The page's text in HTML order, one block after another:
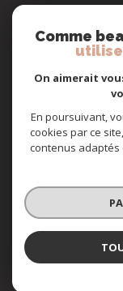
Admin
Nos honoraires
Cookies
© 2026 | Tous
Réalisé
Comme
On aimerait
En poursuivant,
cookies par ce
contenus adaptés